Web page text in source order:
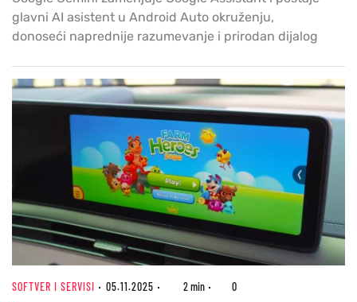
glavni AI asistent u Android Auto okruženju,
donoseći naprednije razumevanje i prirodan dijalog
SOFTVER I SERVISI 05.11.2025 2 min 0